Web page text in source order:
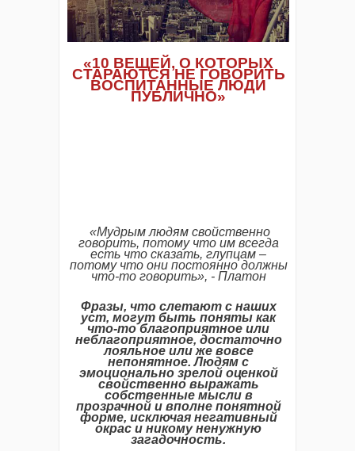
«10 ВЕЩЕЙ, О КОТОРЫХ
СТАРАЮТСЯ НЕ ГОВОРИТЬ
ВОСПИТАННЫЕ ЛЮДИ
ПУБЛИЧНО»
«Мудрым людям свойственно
говорить, потому что им всегда
есть что сказать, глупцам –
потому что они постоянно должны
что-то говорить», - Платон
Фразы, что слетают с наших
уст, могут быть поняты как
что-то благоприятное или
неблагоприятное, достаточно
лояльное или же вовсе
непонятное. Людям с
эмоционально зрелой оценкой
свойственно выражать
собственные мысли в
прозрачной и вполне понятной
форме, исключая негативный
окрас и никому ненужную
загадочность.